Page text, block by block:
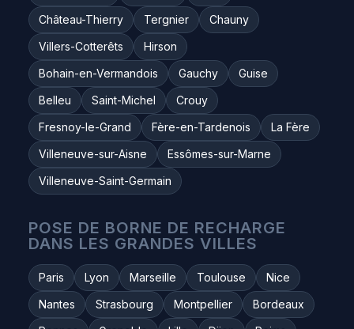
Château-Thierry
Tergnier
Chauny
Villers-Cotterêts
Hirson
Bohain-en-Vermandois
Gauchy
Guise
Belleu
Saint-Michel
Crouy
Fresnoy-le-Grand
Fère-en-Tardenois
La Fère
Villeneuve-sur-Aisne
Essômes-sur-Marne
Villeneuve-Saint-Germain
POSE DE BORNE DE RECHARGE
DANS LES GRANDES VILLES
Paris Lyon Marseille Toulouse
Nice
Nantes
Strasbourg Montpellier
Bordeaux